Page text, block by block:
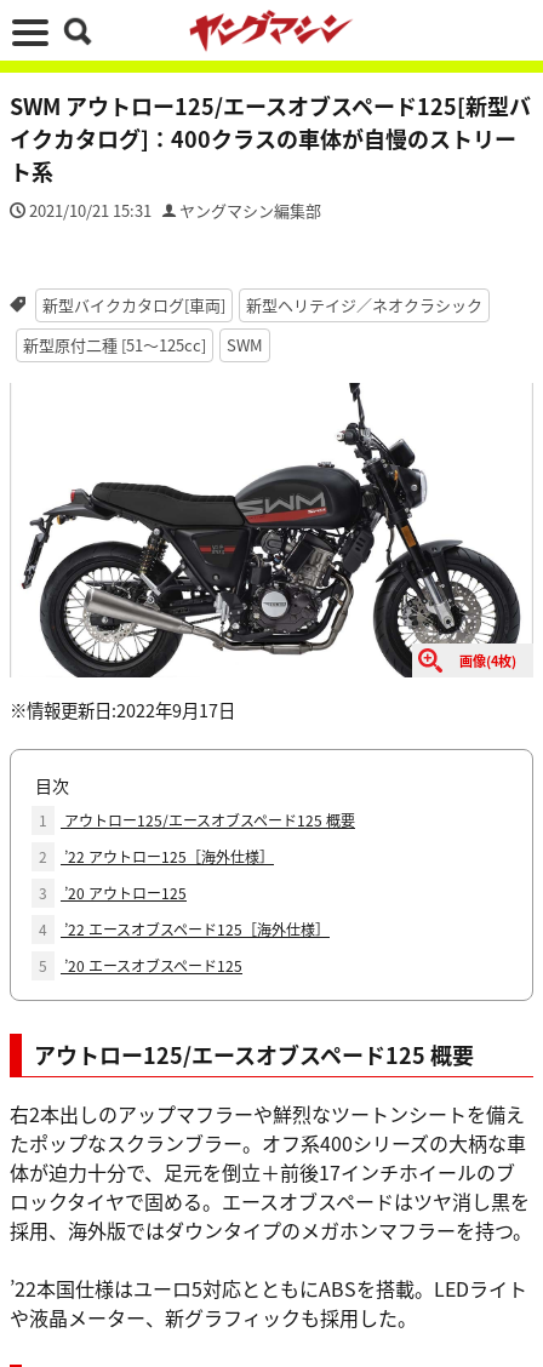
SWM アウトロー125/エースオブスペード125[新型バ
イクカタログ]：400クラスの車体が自慢のストリー
ト系
2021/10/21 15:31 ヤングマシン編集部
新型バイクカタログ[車両]
新型ヘリテイジ／ネオクラシック
新型原付二種 [51〜125cc]
SWM
画像(4枚)
※情報更新日:2022年9月17日
目次
1
アウトロー125/エースオブスペード125 概要
2
’22 アウトロー125［海外仕様］
3
’20 アウトロー125
4
’22 エースオブスペード125［海外仕様］
5
’20 エースオブスペード125
アウトロー125/エースオブスペード125 概要
右2本出しのアップマフラーや鮮烈なツートンシートを備え
たポップなスクランブラー。オフ系400シリーズの大柄な車
体が迫力十分で、足元を倒立＋前後17インチホイールのブ
ロックタイヤで固める。エースオブスペードはツヤ消し黒を
採用、海外版ではダウンタイプのメガホンマフラーを持つ。
’22本国仕様はユーロ5対応とともにABSを搭載。LEDライト
や液晶メーター、新グラフィックも採用した。